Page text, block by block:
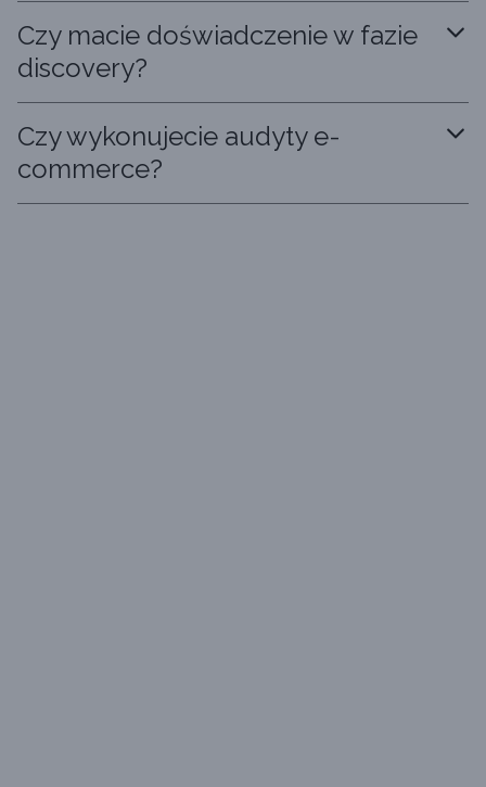
Czy macie doświadczenie w fazie
discovery?
Czy wykonujecie audyty e-
commerce?